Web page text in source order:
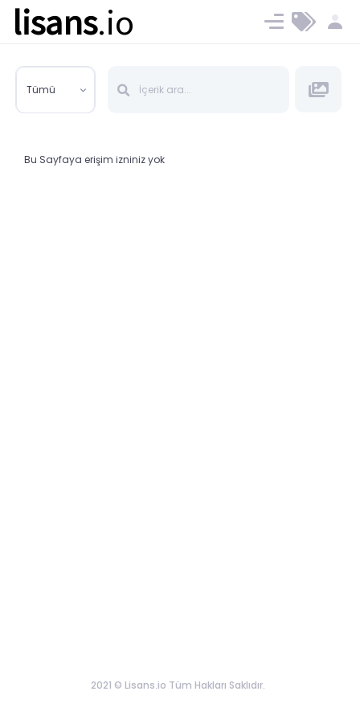
lisans.io Ücret ve Planlar
Tümü
Bu Sayfaya erişim izniniz yok
2021 © Lisans.io Tüm Hakları Saklıdır.